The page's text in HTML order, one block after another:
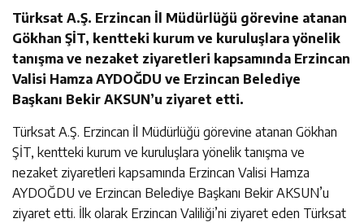
Türksat A.Ş. Erzincan İl Müdürlüğü görevine atanan
Gökhan ŞİT, kentteki kurum ve kuruluşlara yönelik
tanışma ve nezaket ziyaretleri kapsamında Erzincan
Valisi Hamza AYDOĞDU ve Erzincan Belediye
Başkanı Bekir AKSUN’u ziyaret etti.
Türksat A.Ş. Erzincan İl Müdürlüğü görevine atanan Gökhan
ŞİT, kentteki kurum ve kuruluşlara yönelik tanışma ve
nezaket ziyaretleri kapsamında Erzincan Valisi Hamza
AYDOĞDU ve Erzincan Belediye Başkanı Bekir AKSUN’u
ziyaret etti. İlk olarak Erzincan Valiliği’ni ziyaret eden Türksat